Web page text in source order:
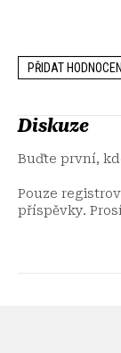
PŘIDAT HODNOCENÍ
Diskuze
Buďte první,
Pouze
příspěvky.